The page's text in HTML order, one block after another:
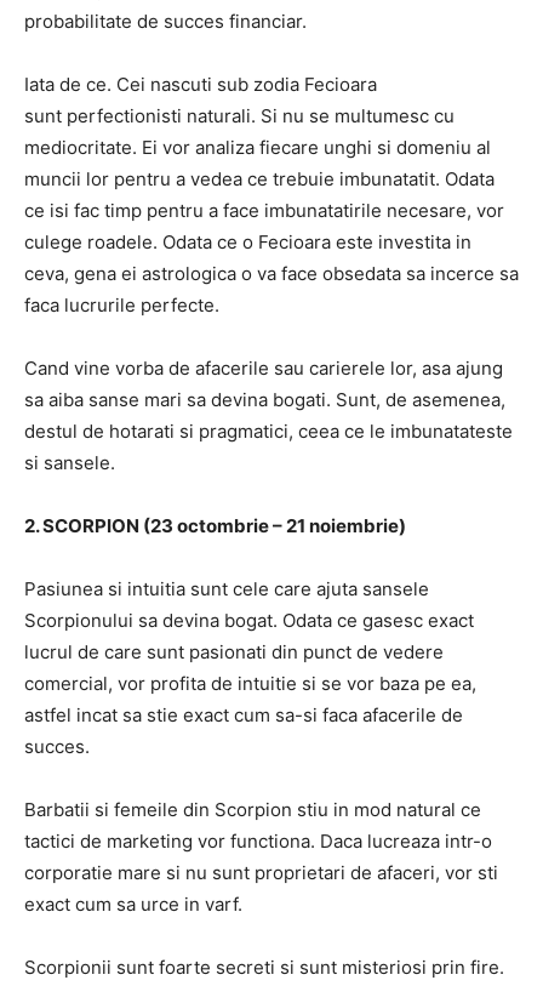
probabilitate de succes financiar.
Iata de ce. Cei nascuti sub zodia Fecioara
sunt perfectionisti naturali. Si nu se multumesc cu
mediocritate. Ei vor analiza fiecare unghi si domeniu al
muncii lor pentru a vedea ce trebuie imbunatatit. Odata
ce isi fac timp pentru a face imbunatatirile necesare, vor
culege roadele. Odata ce o Fecioara este investita in
ceva, gena ei astrologica o va face obsedata sa incerce sa
faca lucrurile perfecte.
Cand vine vorba de afacerile sau carierele lor, asa ajung
sa aiba sanse mari sa devina bogati. Sunt, de asemenea,
destul de hotarati si pragmatici, ceea ce le imbunatateste
si sansele.
2. SCORPION (23 octombrie – 21 noiembrie)
Pasiunea si intuitia sunt cele care ajuta sansele
Scorpionului sa devina bogat. Odata ce gasesc exact
lucrul de care sunt pasionati din punct de vedere
comercial, vor profita de intuitie si se vor baza pe ea,
astfel incat sa stie exact cum sa-si faca afacerile de
succes.
Barbatii si femeile din Scorpion stiu in mod natural ce
tactici de marketing vor functiona. Daca lucreaza intr-o
corporatie mare si nu sunt proprietari de afaceri, vor sti
exact cum sa urce in varf.
Scorpionii sunt foarte secreti si sunt misteriosi prin fire.